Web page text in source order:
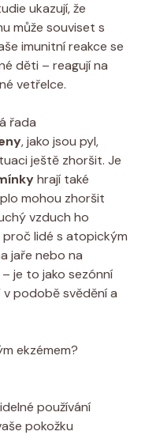
ukazují, ​že
‍může‌ souviset s
imunitní reakce se
děti⁢ – reagují na​
⁣vetřelce.
řada
, jako ⁣jsou pyl,‍
ještě zhoršit. Je
hrají také⁤
⁢mohou zhoršit
‌vzduch ho​
lidé s ‌atopickým
jaře nebo na
je to jako sezónní
v ⁣podobě svědění a
ekzémem?⁣
⁢používání
pokožku